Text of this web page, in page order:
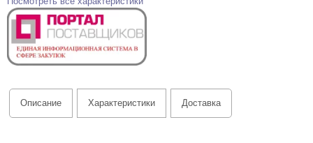
Описание Характеристики Доставка